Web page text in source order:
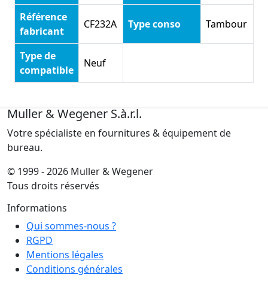
Référence
fabricant
CF232A Type conso Tambour
Type de
compatible
Neuf
Muller & Wegener S.à.r.l.
Votre spécialiste en fournitures & équipement de
bureau.
© 1999 - 2026 Muller & Wegener
Tous droits réservés
Informations
Qui sommes-nous ?
RGPD
Mentions légales
Conditions générales